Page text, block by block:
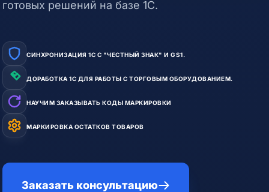
готовых решений на базе 1С.
СИНХРОНИЗАЦИЯ 1С С "ЧЕСТНЫЙ ЗНАК" И GS1.
ДОРАБОТКА 1С ДЛЯ РАБОТЫ С ТОРГОВЫМ ОБОРУДОВАНИЕМ.
НАУЧИМ ЗАКАЗЫВАТЬ КОДЫ МАРКИРОВКИ
МАРКИРОВКА ОСТАТКОВ ТОВАРОВ
Заказать консультацию